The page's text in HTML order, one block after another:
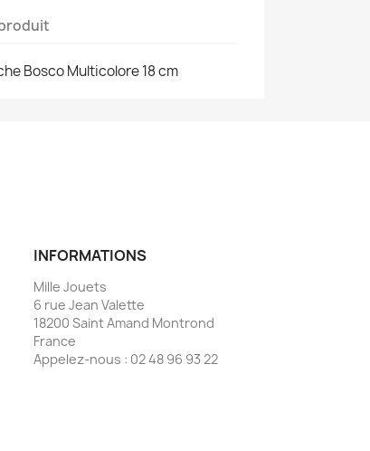
Bosco Multicolore 18 cm
INFORMATIONS
Mille Jouets
6 rue Jean Valette
18200 Saint Amand Montrond
France
Appelez-nous : 02 48 96 93 22